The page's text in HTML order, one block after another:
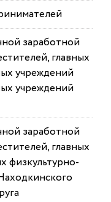
заработной
главных
учреждений
учреждений
заработной
главных
физкультурно-